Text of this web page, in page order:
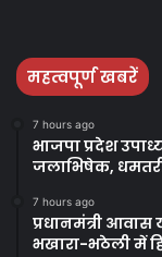
महत्वपूर्ण खबरें
7 hours ago
भाजपा प्रदेश
जलाभिषेक,
7 hours ago
प्रधानमंत्री
भखारा-भठेली में